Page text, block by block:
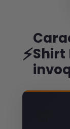
⚡Shirt